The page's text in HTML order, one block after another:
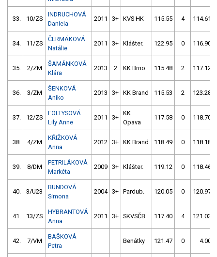
33. 10/ZS
INDRUCHOVÁ
Daniela
2011 3+ KVS HK 115.55 4 114.61
34. 11/ZS
ČERMÁKOVÁ
Natálie
2011 3+ Klášter. 122.95 0 116.90
35. 2/ZM
ŠAMÁNKOVÁ
Klára
2013 2 KK Brno 115.48 2 117.12
36. 3/ZM
ŠENKOVÁ
Aniko
2013 3+ KK Brand 115.53 2 123.28
37. 12/ZS
FOLTYSOVÁ
Lily Anne
2011 3+
KK
Opava
117.58 0 118.70
38. 4/ZM
KŘIŽKOVÁ
Anna
2012 3+ KK Brand 118.49 0 118.18
39. 8/DM
PETRILÁKOVÁ
Markéta
2009 3+ Klášter. 119.12 0 118.46
40. 3/U23
BUNDOVÁ
Simona
2004 3+ Pardub. 120.05 0 120.97
41. 13/ZS
HYBRANTOVÁ
Anna
2011 3+ SKVSČB 117.40 4 121.03
42. 7/VM
BAŠKOVÁ
Petra
Benátky 121.47 0 4.00